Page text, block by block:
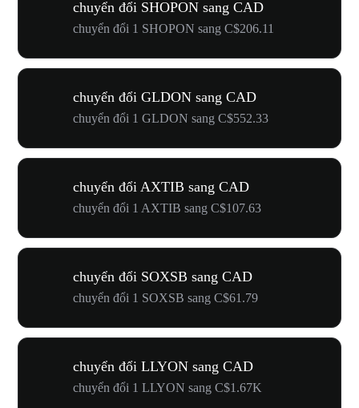
chuyển đổi SHOPON sang CAD
chuyển đổi 1 SHOPON sang C$206.11
chuyển đổi GLDON sang CAD
chuyển đổi 1 GLDON sang C$552.33
chuyển đổi AXTIB sang CAD
chuyển đổi 1 AXTIB sang C$107.63
chuyển đổi SOXSB sang CAD
chuyển đổi 1 SOXSB sang C$61.79
chuyển đổi LLYON sang CAD
chuyển đổi 1 LLYON sang C$1.67K